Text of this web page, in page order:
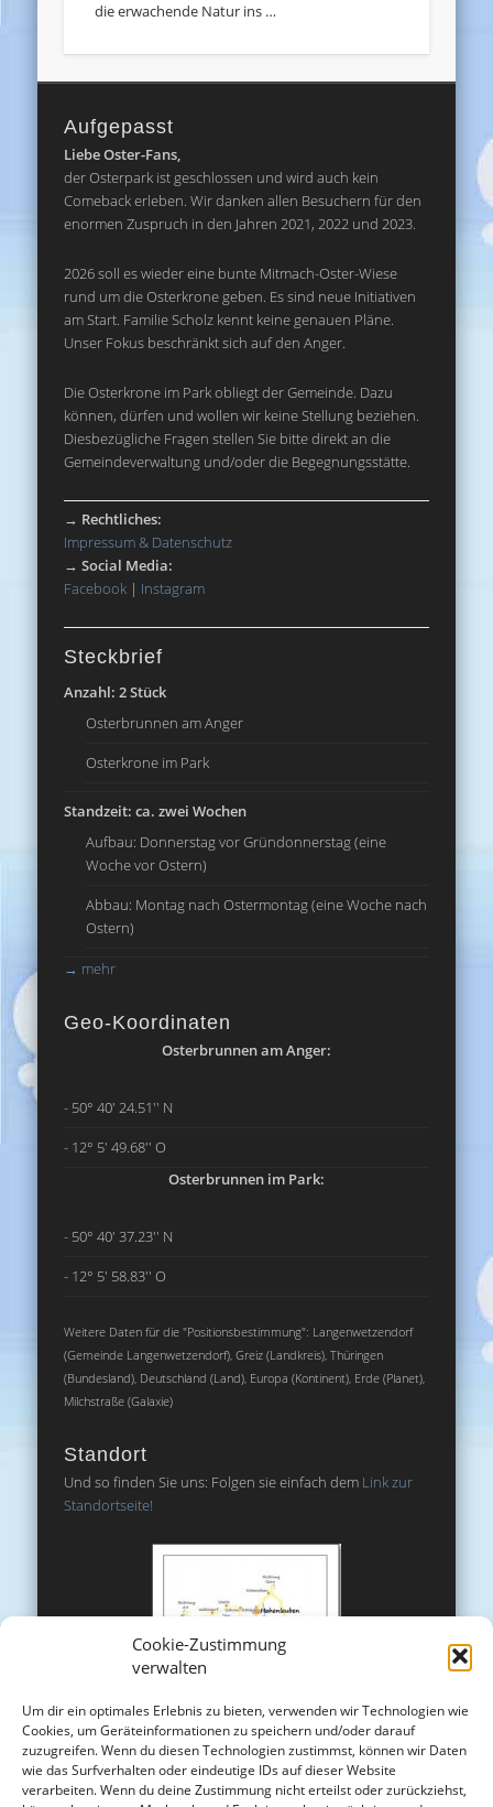
Cookie-Zustimmung
verwalten
Um dir ein optimales Erlebnis zu bieten, verwenden wir Technologien wie
Cookies, um Geräteinformationen zu speichern und/oder darauf
zuzugreifen. Wenn du diesen Technologien zustimmst, können wir Daten
wie das Surfverhalten oder eindeutige IDs auf dieser Website
verarbeiten. Wenn du deine Zustimmung nicht erteilst oder zurückziehst,
die erwachende Natur ins …
Aufgepasst
Liebe Oster-Fans,
der Osterpark ist geschlossen und wird auch kein
Comeback erleben. Wir danken allen Besuchern für den
enormen Zuspruch in den Jahren 2021, 2022 und 2023.
2026 soll es wieder eine bunte Mitmach-Oster-Wiese
rund um die Osterkrone geben. Es sind neue Initiativen
am Start. Familie Scholz kennt keine genauen Pläne.
Unser Fokus beschränkt sich auf den Anger.
Die Osterkrone im Park obliegt der Gemeinde. Dazu
können, dürfen und wollen wir keine Stellung beziehen.
Diesbezügliche Fragen stellen Sie bitte direkt an die
Gemeindeverwaltung und/oder die Begegnungsstätte.
→ Rechtliches:
Impressum & Datenschutz
→Social Media:
Facebook | Instagram
Steckbrief
Anzahl: 2 Stück
Osterbrunnen am Anger
Osterkrone im Park
Standzeit: ca. zwei Wochen
Aufbau: Donnerstag vor Gründonnerstag (eine
Woche vor Ostern)
Abbau: Montag nach Ostermontag (eine Woche nach
Ostern)
→ mehr
Geo-Koordinaten
Osterbrunnen am Anger:
- 50° 40' 24.51'' N
- 12° 5' 49.68'' O
Osterbrunnen im Park:
- 50° 40' 37.23'' N
- 12° 5' 58.83'' O
Weitere Daten für die "Positionsbestimmung": Langenwetzendorf
(Gemeinde Langenwetzendorf), Greiz (Landkreis), Thüringen
(Bundesland), Deutschland (Land), Europa (Kontinent), Erde (Planet),
Milchstraße (Galaxie)
Standort
Und so finden Sie uns: Folgen sie einfach dem Link zur
Standortseite!